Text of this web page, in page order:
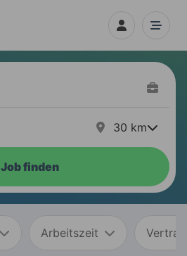
30 km
Job finden
Arbeitszeit